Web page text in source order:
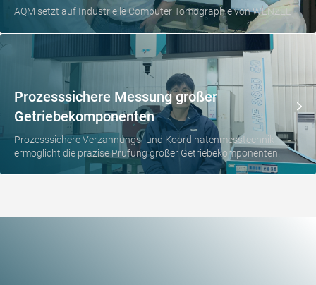
AQM setzt auf Industrielle Computer Tomographie von WENZEL
Prozesssichere Messung großer
Getriebekomponenten
Prozesssichere Verzahnungs- und Koordinatenmesstechnik
ermöglicht die präzise Prüfung großer Getriebekomponenten.